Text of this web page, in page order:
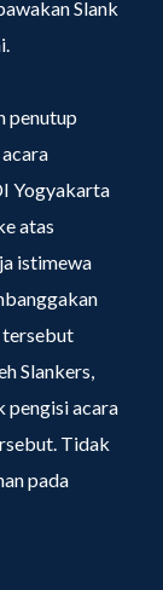
Slank
penutup
Yogyakarta
atas
istimewa
tersebut
Slankers,
pengisi acara
Tidak
pada